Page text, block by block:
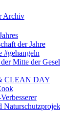
Archiv
der Jahre
#gehangeln
Mitte der
CLEAN DAY